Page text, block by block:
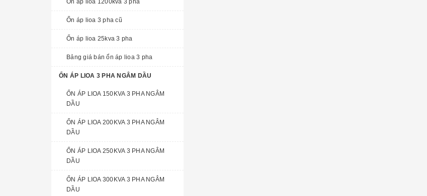
Ổn áp lioa 1200kva 3 pha
Ổn áp lioa 3 pha cũ
Ổn áp lioa 25kva 3 pha
Bảng giá bán ổn áp lioa 3 pha
ỔN ÁP LIOA 3 PHA NGÂM DẦU
ỔN ÁP LIOA 150KVA 3 PHA NGÂM
DẦU
ỔN ÁP LIOA 200KVA 3 PHA NGÂM
DẦU
ỔN ÁP LIOA 250KVA 3 PHA NGÂM
DẦU
ỔN ÁP LIOA 300KVA 3 PHA NGÂM
DẦU